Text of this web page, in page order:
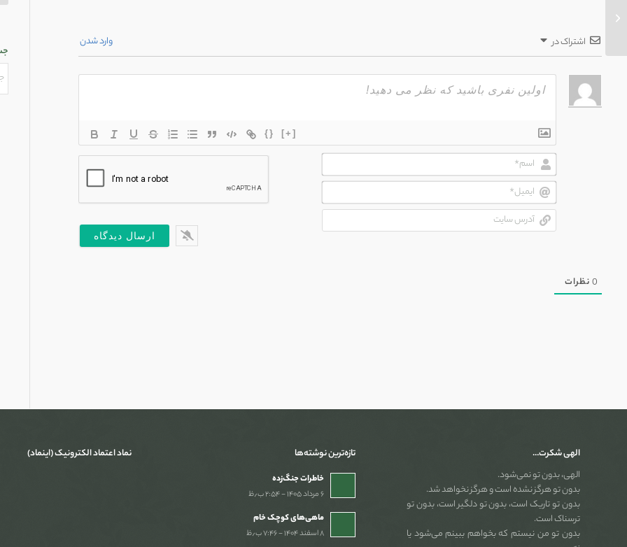
اشتراک در وارد شدن
{} [+]
اسم*
ایمیل*
آدرس
سایت
0نظرات
الهی شکرت…
الهی، بدون تو نمی‌شود.
بدون تو هرگز نشده است و هرگز نخواهد شد.
بدون تو تاریک است، بدون تو دلگیر است، بدون تو
ترسناک است.
بدون تو من نیستم که بخواهم ببینم می‌شود یا
تازه‌ترین نوشته‌ها
خاطرات جنگ‌‌زده
۶ مرداد ۱۴۰۵ - ۲:۵۴ ب٫ظ
ماهی‌های کوچک خام
۸ اسفند ۱۴۰۴ - ۷:۴۶ ب٫ظ
نماد اعتماد الکترونیک (اینماد)
پیچیدگی‌های دو اسمی بودن